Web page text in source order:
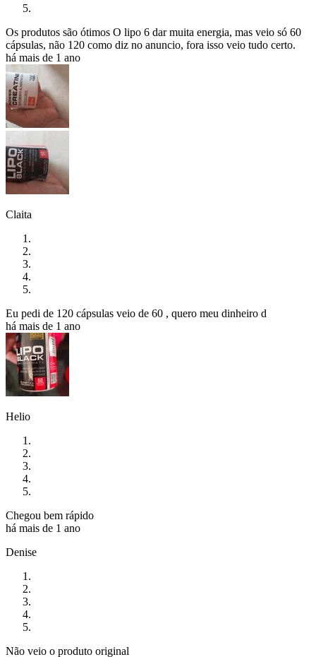
Os produtos são ótimos O lipo 6 dar muita energia, mas veio só 60
cápsulas, não 120 como diz no anuncio, fora isso veio tudo certo.
há mais de 1 ano
Claita
Eu pedi de 120 cápsulas veio de 60 , quero meu dinheiro d
há mais de 1 ano
Helio
Chegou bem rápido
há mais de 1 ano
Denise
Não veio o produto original